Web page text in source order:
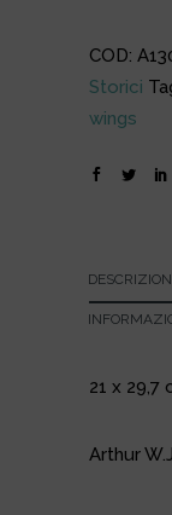
COD:
Storici
wings
21 x 29,7
Arthur